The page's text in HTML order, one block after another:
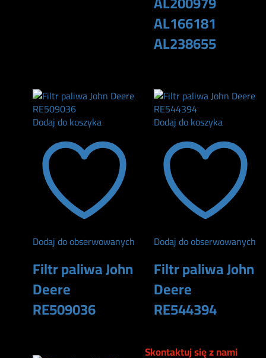
AL166181
AL238655
Dodaj do koszyka
Dodaj do obserwowanych
Filtr paliwa John
Deere
RE509036
Dodaj do koszyka
Dodaj do obserwowanych
Filtr paliwa John
Deere
RE544394
Skontaktuj się z nami